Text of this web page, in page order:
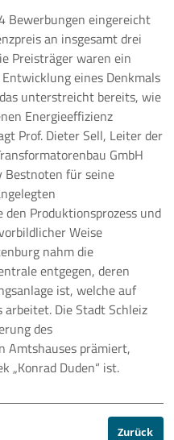
Bewerbungen eingereicht
an insgesamt drei
Preisträger waren ein
eines Denkmals
unterstreicht bereits, wie
Energieeffizienz
Prof. Dieter Sell, Leiter der
GmbH
Bestnoten für seine
Produktionsprozess und
Weise
nahm die
entgegen, deren
ist, welche auf
Die Stadt Schleiz
des
Amtshauses prämiert,
„Konrad Duden“ ist.
Zurück